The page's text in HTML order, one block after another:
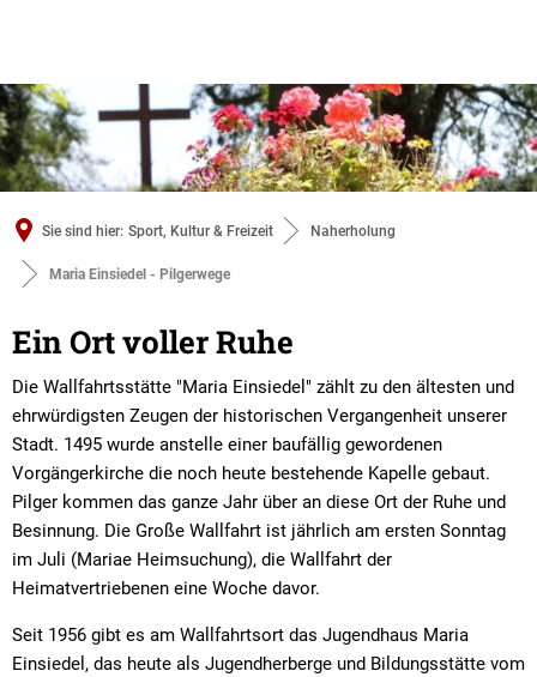
Sie sind hier: Sport, Kultur & Freizeit Naherholung
Maria Einsiedel - Pilgerwege
Maria
Einsiedel
Pilgerwege
Ein Ort voller Ruhe
Die Wallfahrtsstätte "Maria Einsiedel" zählt zu den ältesten und
ehrwürdigsten Zeugen der historischen Vergangenheit unserer
Stadt. 1495 wurde anstelle einer baufällig gewordenen
Vorgängerkirche die noch heute bestehende Kapelle gebaut.
Pilger kommen das ganze Jahr über an diese Ort der Ruhe und
Besinnung. Die Große Wallfahrt ist jährlich am ersten Sonntag
im Juli (Mariae Heimsuchung), die Wallfahrt der
Heimatvertriebenen eine Woche davor.
Seit 1956 gibt es am Wallfahrtsort das Jugendhaus Maria
Einsiedel, das heute als Jugendherberge und Bildungsstätte vom